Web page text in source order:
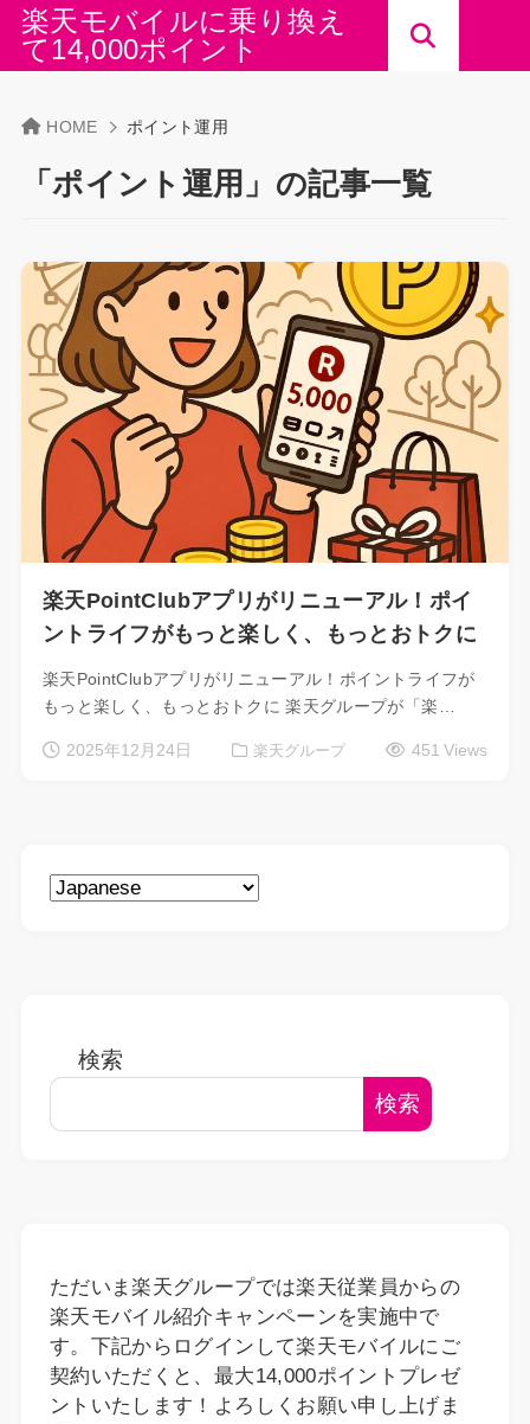
楽天モバイルに乗り換え
て14,000ポイント
HOME ポイント運用
「ポイント運用」の記事一覧
楽天PointClubアプリがリニューアル！ポイ
ントライフがもっと楽しく、もっとおトクに
楽天PointClubアプリがリニューアル！ポイントライフが
もっと楽しく、もっとおトクに 楽天グループが「楽…
2025年12月24日 楽天グループ 451 Views
検索
検索
ただいま楽天グループでは楽天従業員からの
楽天モバイル紹介キャンペーンを実施中で
す。下記からログインして楽天モバイルにご
契約いただくと、最大14,000ポイントプレゼ
ントいたします！よろしくお願い申し上げま